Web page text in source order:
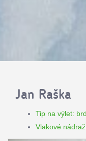
Jan Raška
Tip na výlet:
Vlakové